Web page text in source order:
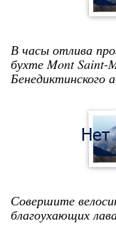
В часы отлива
бухте Mont Saint-
Бенедиктинского
Совершите
благоухающих